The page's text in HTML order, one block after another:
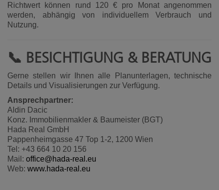
Richtwert können rund 120 € pro Monat angenommen
werden, abhängig von individuellem Verbrauch und
Nutzung.
📞 BESICHTIGUNG & BERATUNG
Gerne stellen wir Ihnen alle Planunterlagen, technische
Details und Visualisierungen zur Verfügung.
Ansprechpartner:
Aldin Dacic
Konz. Immobilienmakler & Baumeister (BGT)
Hada Real GmbH
Pappenheimgasse 47 Top 1-2, 1200 Wien
Tel: +43 664 10 20 156
Mail: office@hada-real.eu
Web: www.hada-real.eu